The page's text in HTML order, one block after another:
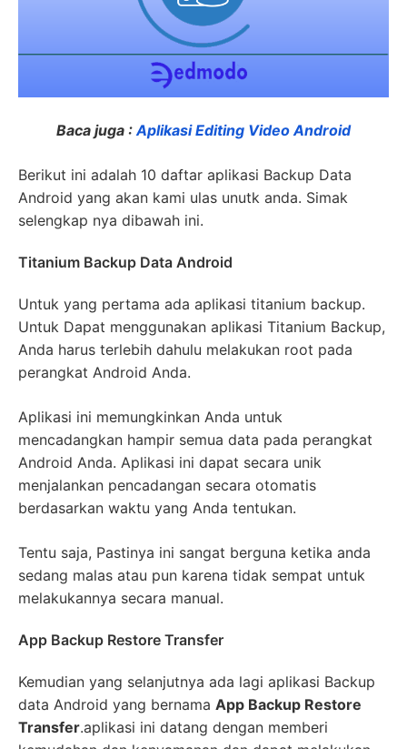
Baca juga : Aplikasi Editing Video Android
Berikut ini adalah 10 daftar aplikasi Backup Data
Android yang akan kami ulas unutk anda. Simak
selengkap nya dibawah ini.
Titanium Backup Data Android
Untuk yang pertama ada aplikasi titanium backup.
Untuk Dapat menggunakan aplikasi Titanium Backup,
Anda harus terlebih dahulu melakukan root pada
perangkat Android Anda.
Aplikasi ini memungkinkan Anda untuk
mencadangkan hampir semua data pada perangkat
Android Anda. Aplikasi ini dapat secara unik
menjalankan pencadangan secara otomatis
berdasarkan waktu yang Anda tentukan.
Tentu saja, Pastinya ini sangat berguna ketika anda
sedang malas atau pun karena tidak sempat untuk
melakukannya secara manual.
App Backup Restore Transfer
Kemudian yang selanjutnya ada lagi aplikasi Backup
data Android yang bernama App Backup Restore
Transfer.aplikasi ini datang dengan memberi